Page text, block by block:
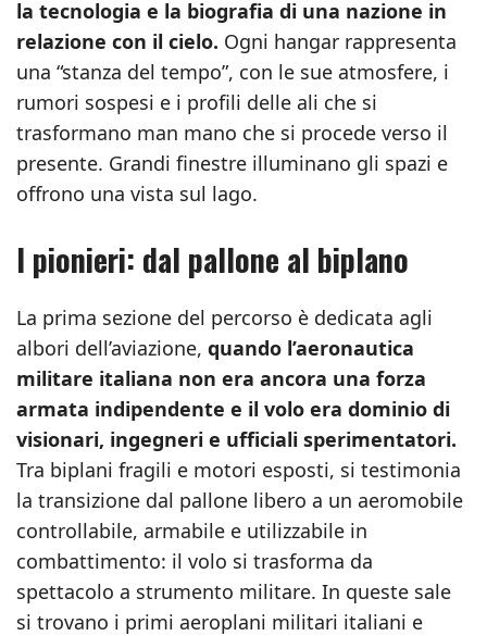
la tecnologia e la biografia di una nazione in
relazione con il cielo. Ogni hangar rappresenta
una “stanza del tempo”, con le sue atmosfere, i
rumori sospesi e i profili delle ali che si
trasformano man mano che si procede verso il
presente. Grandi finestre illuminano gli spazi e
offrono una vista sul lago.
I pionieri: dal pallone al biplano
La prima sezione del percorso è dedicata agli
albori dell’aviazione, quando l’aeronautica
militare italiana non era ancora una forza
armata indipendente e il volo era dominio di
visionari, ingegneri e ufficiali sperimentatori.
Tra biplani fragili e motori esposti, si testimonia
la transizione dal pallone libero a un aeromobile
controllabile, armabile e utilizzabile in
combattimento: il volo si trasforma da
spettacolo a strumento militare. In queste sale
si trovano i primi aeroplani militari italiani e